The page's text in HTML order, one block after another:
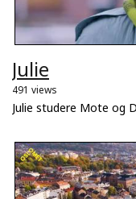
Julie
491 views
Julie studere Mote og